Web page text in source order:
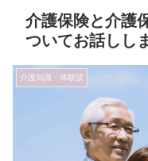
介護保険と介護
ついてお話しし
介護知識・体験談